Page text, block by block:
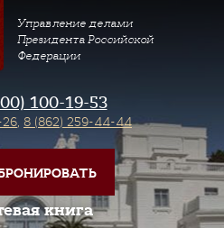
Управление делами
Президента Российской
Федерации
100-19-53
, 8 (862) 259-44-44
книга